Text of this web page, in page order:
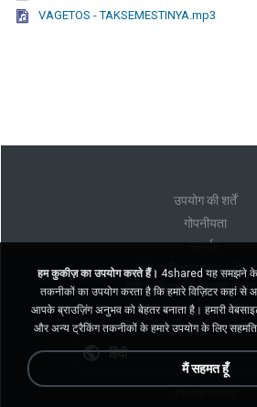
VAGETOS - TAKSEMESTINYA.mp3
उपयोग की शर्तें
गोपनीयता
समर्थन
मेरी व्यक्तिगत जानकारी
मेरी व्यक्तिगत जानकारी
हिंदी
हम कुकीज़ का उपयोग करते हैं। 4shared यह समझने
तकनीकों का उपयोग करता है कि हमारे विज़िटर कहां से
आपके ब्राउज़िंग अनुभव को बेहतर बनाता है। हमारी
और अन्य ट्रैकिंग तकनीकों के हमारे उपयोग के लिए
मैं सहमत हूँ